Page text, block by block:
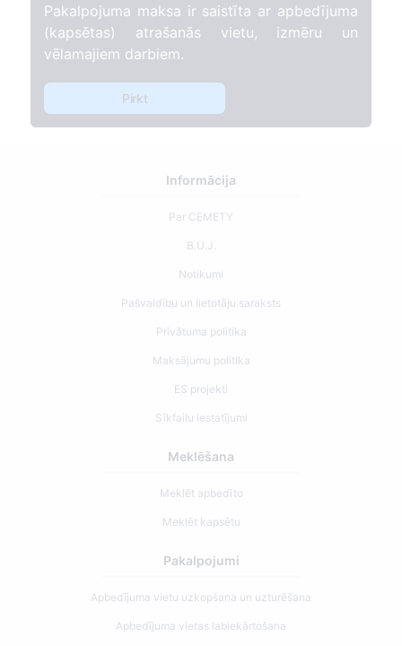
Pakalpojuma maksa ir saistīta ar apbedījuma
(kapsētas) atrašanās vietu, izmēru un
vēlamajiem darbiem.
Pirkt
Informācija
Par CEMETY
B.U.J.
Notikumi
Pašvaldību un lietotāju saraksts
Privātuma politika
Maksājumu politika
ES projekti
Sīkfailu iestatījumi
Meklēšana
Meklēt apbedīto
Meklēt kapsētu
Pakalpojumi
Apbedījuma vietu uzkopšana un uzturēšana
Apbedījuma vietas labiekārtošana